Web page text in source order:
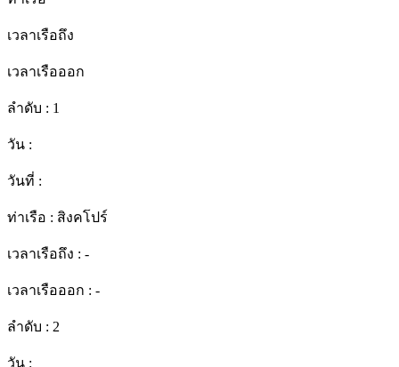
เวลาเรือถึง
เวลาเรือออก
ลำดับ : 1
วัน :
วันที่ :
ท่าเรือ : สิงคโปร์
เวลาเรือถึง : -
เวลาเรือออก : -
ลำดับ : 2
วัน :